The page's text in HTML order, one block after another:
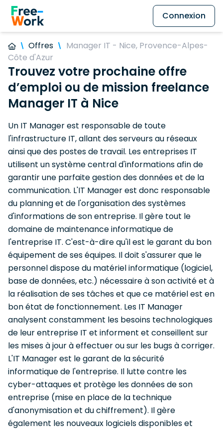
Connexion
Offres
Manager IT - Nice, Provence-Alpes-
Côte d'Azur
Trouvez votre prochaine offre
d’emploi ou de mission freelance
Manager IT à Nice
Un IT Manager est responsable de toute
l'infrastructure IT, allant des serveurs au réseaux
ainsi que des postes de travail. Les entreprises IT
utilisent un système central d'informations afin de
garantir une parfaite gestion des données et de la
communication. L'IT Manager est donc responsable
du planning et de l'organisation des systèmes
d'informations de son entreprise. Il gère tout le
domaine de maintenance informatique de
l'entreprise IT. C'est-à-dire qu'il est le garant du bon
équipement de ses équipes. Il doit s'assurer que le
personnel dispose du matériel informatique (logiciel,
base de données, etc.) nécessaire à son activité et à
la réalisation de ses tâches et que ce matériel est en
bon état de fonctionnement. Les IT Manager
analysent constamment les besoins technologiques
de leur entreprise IT et informent et conseillent sur
les mises à jour à effectuer ou sur les bugs à corriger.
L'IT Manager est le garant de la sécurité
informatique de l'entreprise. Il lutte contre les
cyber-attaques et protège les données de son
entreprise (mise en place de la technique
d'anonymisation et du chiffrement). Il gère
également les nouveaux logiciels disponibles et